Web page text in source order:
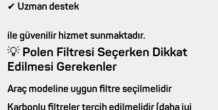
✔ Uzman destek
ile güvenilir hizmet sunmaktadır.
💡 Polen Filtresi Seçerken Dikkat
Edilmesi Gerekenler
Araç modeline uygun filtre seçilmelidir
Karbonlu filtreler tercih edilmelidir (daha iyi